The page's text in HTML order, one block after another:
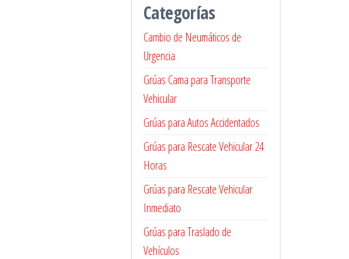
Categorías
Cambio de Neumáticos de
Urgencia
Grúas Cama para Transporte
Vehicular
Grúas para Autos Accidentados
Grúas para Rescate Vehicular 24
Horas
Grúas para Rescate Vehicular
Inmediato
Grúas para Traslado de
Vehículos